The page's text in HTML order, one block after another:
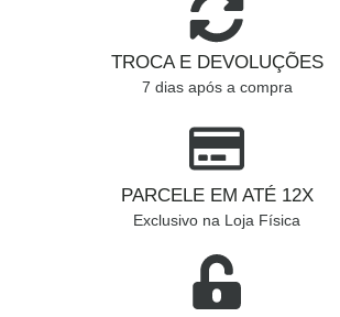
TROCA E DEVOLUÇÕES
7 dias após a compra
PARCELE EM ATÉ 12X
Exclusivo na Loja Física